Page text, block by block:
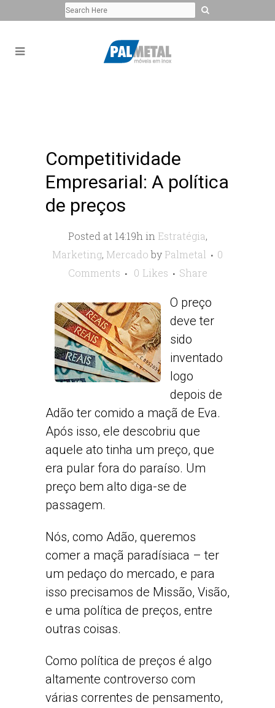
Competitividade
Empresarial: A política
de preços
Posted at 14:19h in Estratégia,
Marketing, Mercado by Palmetal
0
Comments
0 Likes Share
O preço
deve ter
sido
inventado
logo
depois de
Adão ter comido a maçã de Eva.
Após isso, ele descobriu que
aquele ato tinha um preço, que
era pular fora do paraíso. Um
preço bem alto diga-se de
passagem.
Nós, como Adão, queremos
comer a maçã paradísiaca – ter
um pedaço do mercado, e para
isso precisamos de Missão, Visão,
e uma política de preços, entre
outras coisas.
Como política de preços é algo
altamente controverso com
várias correntes de pensamento,